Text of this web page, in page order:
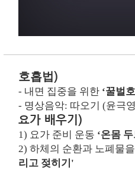
호흡법 )
- 내면 집중을 위한 ‘꿀벌
- 명상음악: 따오기 (윤극
요가 배우기 )
1) 요가 준비 운동 ‘온몸
2)하체의 순환과 노폐물
리고 젖히기'